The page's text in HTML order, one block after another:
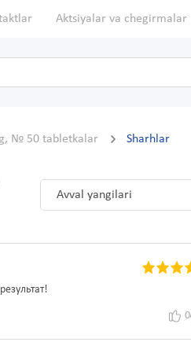
Aktsiyalar va chegirmalar
№ 50 tabletkalar Sharhlar
Avval yangilari
0